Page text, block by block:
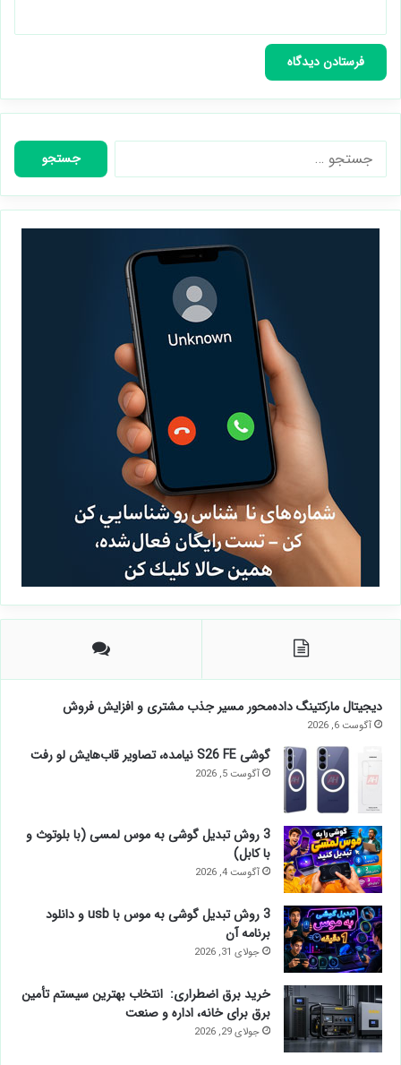
جستجو
برای:
دیجیتال مارکتینگ داده‌محور مسیر جذب مشتری و افزایش فروش
آگوست 6, 2026
گوشی S26 FE نیامده، تصاویر قاب‌هایش لو رفت
آگوست 5, 2026
3 روش تبدیل گوشی به موس لمسی (با بلوتوث و
با کابل)
آگوست 4, 2026
3 روش تبدیل گوشی به موس با usb و دانلود
برنامه آن
جولای 31, 2026
خرید برق اضطراری: انتخاب بهترین سیستم تأمین
برق برای خانه، اداره و صنعت
جولای 29, 2026